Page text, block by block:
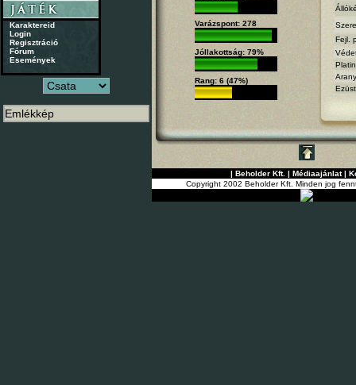
Karaktereid
Login
Regisztráció
Fórum
Események
Varázspont: 278
Jóllakottság: 79%
Rang: 6 (47%)
Fejl.
Arany
Ezüst
| Beholder Kft. | Médiaajánlat|
Copyright 2002 Beholder Kft. Minden jog